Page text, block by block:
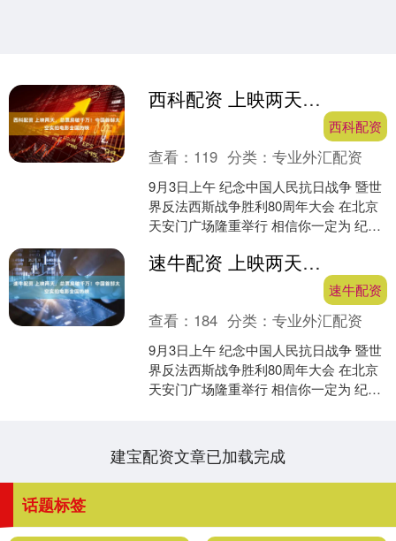
西科配资 上映两天，总票房破千万！中国首部太空实拍电影全国热映
西科配资
查看： 119 分类：专业外汇配资
9月3日上午 纪念中国人民抗日战争 暨世
界反法西斯战争胜利80周年大会 在北京
天安门广场隆重举行 相信你一定为 纪念
沸腾、....
速牛配资 上映两天，总票房破千万！中国首部太空实拍电影全国热映
速牛配资
查看： 184 分类：专业外汇配资
9月3日上午 纪念中国人民抗日战争 暨世
界反法西斯战争胜利80周年大会 在北京
天安门广场隆重举行 相信你一定为 纪念
建宝配资文章已加载完成
话题标签